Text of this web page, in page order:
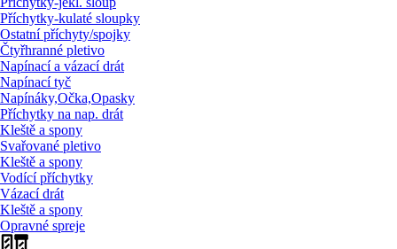
Příchytky-kulaté sloupky
Ostatní příchyty/spojky
Čtyřhranné pletivo
Napínací a vázací drát
Napínací tyč
Napínáky,Očka,Opasky
Příchytky na nap. drát
Kleště a spony
Svařované pletivo
Kleště a spony
Vodící příchytky
Vázací drát
Kleště a spony
Opravné spreje